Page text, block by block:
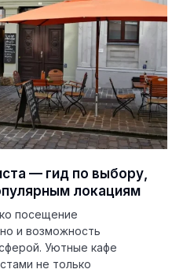
— гид по выбору,
локациям
посещение
и возможность
Уютные кафе
не только